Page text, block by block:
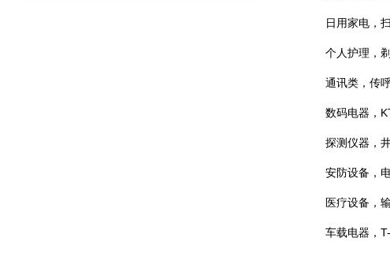
日用家电，
个人护理，
通讯类，传
数码电器，
探测仪器，
安防设备，
医疗设备，
车载电器，